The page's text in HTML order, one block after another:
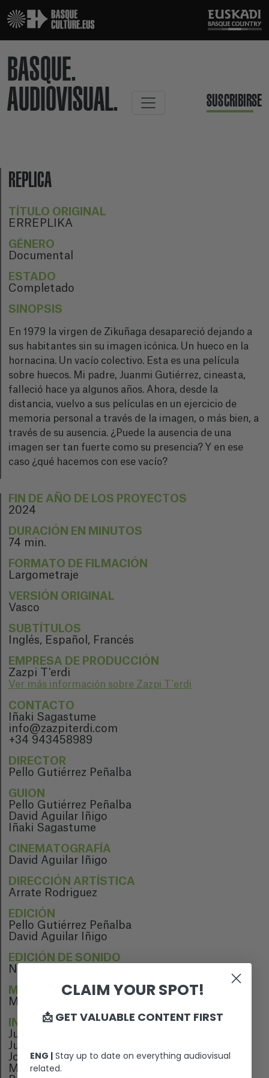
BASQUE.
AUDIOVISUAL.
SUSCRIBIRSE
REPLICA
TÍTULO ORIGINAL
ERREPLIKA
GÉNERO
Documental
ESTADO
Completado
SINOPSIS
En 1979 la virgen de Zikuñaga desapareció dejando a
sus habitantes sin su imagen icónica. Un hueco en la
hornacina. Un vacío colectivo. Esta es una película
sobre huecos. Mi padre, Juanmi Gutiérrez, cineasta,
falleció hace ya algunos años. Ahora, desde la
distancia, vuelvo a sus películas en un ejercicio de
memoria personal a través de la imagen, o más bien, a
través de su ausencia. ¿Puede la ausencia de una
imagen ser tan fuerte como su presencia? Y en ese
caso ¿qué hacemos con ese vacío?
FIN DE AÑO DE LOS PROYECTOS
2024
DURACIÓN EN MINUTOS
74 min.
FORMATO DE FILMACIÓN
Largometraje
VERSIÓN ORIGINAL
Vasco
SUBTÍTULOS
Inglés, Español, Francés
EMPRESA DE PRODUCCIÓN
Zazpi T'erdi
Ver más información sobre Zazpi T'erdi
CONTACTO
Iñaki Sagastume
info@zazpiterdi.com
+34 943458989
DIRECTOR
Pello Gutiérrez Peñalba
GUION
Pello Gutiérrez Peñalba
David Aguilar Iñigo
Iñaki Sagastume
CINEMATOGRAFÍA
David Aguilar Iñigo
DIRECCIÓN ARTÍSTICA
Arrate Rodriguez
EDICIÓN
Pello Gutiérrez Peñalba
David Aguilar Iñigo
EDICIÓN DE SONIDO
Noisestudioa
MÚSICA
Maite Larburu
INTÉRPRETES
Juanmi Gutiérrez
Juan José Águila
Jose Luís Aperribay
Maria Aranzazu Irizar
CLAIM YOUR SPOT!
📩 GET VALUABLE CONTENT FIRST
ENG | Stay up to date on everything audiovisual
related.